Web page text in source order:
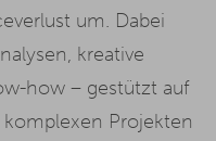
um. Dabei
kreative
how – gestützt auf
Projekten